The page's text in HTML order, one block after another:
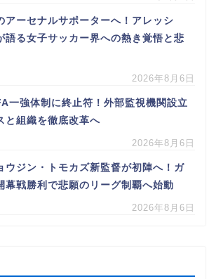
アーセナルサポーターへ！アレッシ
語る女子サッカー界への熱き覚悟と悲
2026年8月6日
一強体制に終止符！外部監視機関設立
と組織を徹底改革へ
2026年8月6日
ウジン・トモカズ新監督が初陣へ！ガ
幕戦勝利で悲願のリーグ制覇へ始動
2026年8月6日